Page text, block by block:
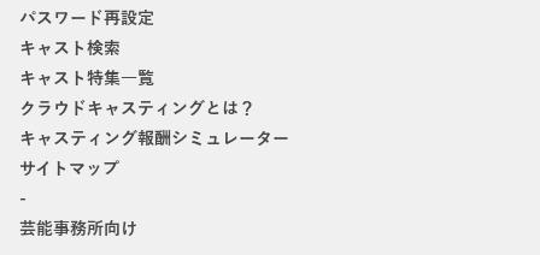
パスワード再設定
キャスト検索
キャスト特集一覧
クラウドキャスティングとは？
キャスティング報酬シミュレーター
サイトマップ
-
芸能事務所向け